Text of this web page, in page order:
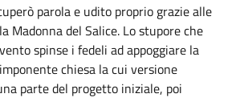
parola e udito proprio grazie alle
Madonna del Salice. Lo stupore che
spinse i fedeli ad appoggiare la
chiesa la cui versione
parte del progetto iniziale, poi